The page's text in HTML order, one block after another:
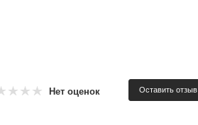
Нет оценок Оставить отзыв